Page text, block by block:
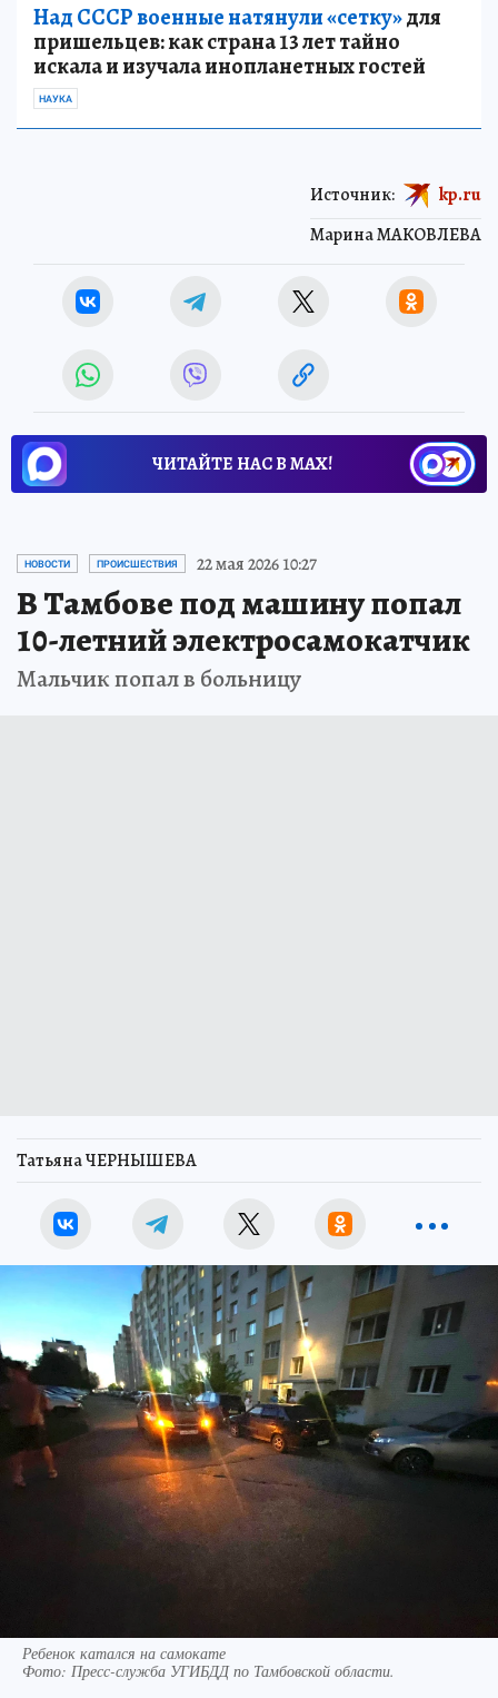
Над СССР военные натянули «сетку»для
пришельцев: как страна 13 лет тайно
искала и изучала инопланетных гостей
НАУКА
Марина МАКОВЛЕВА
Источник: kp.ru
ЧИТАЙТЕ НАС В МАХ!
НОВОСТИ ПРОИСШЕСТВИЯ 22 мая 2026 10:27
В Тамбове под машину попал
10-летний электросамокатчик
Мальчик попал в больницу
Татьяна ЧЕРНЫШЕВА
Ребенок катался на самокате
Фото: Пресс-служба УГИБДД по Тамбовской области.